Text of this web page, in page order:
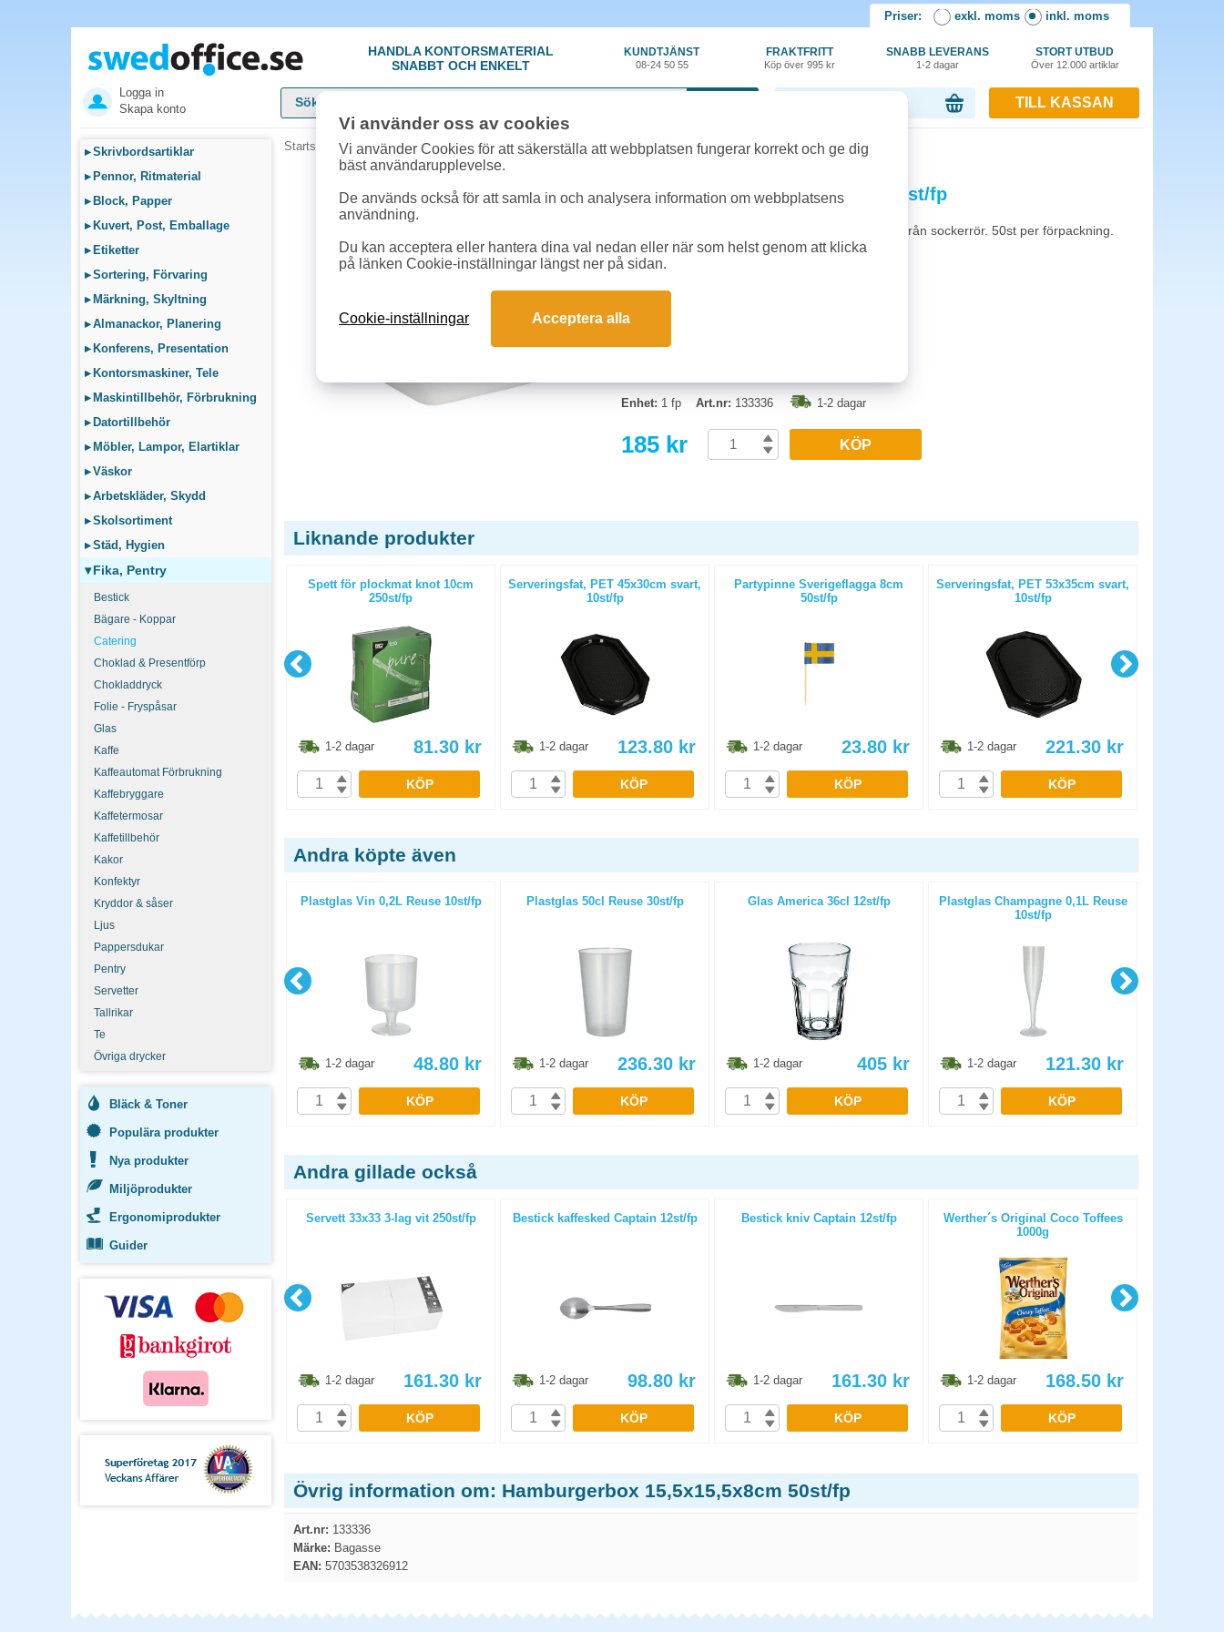
Priser: exkl. moms inkl. moms
HANDLA KONTORSMATERIAL
SNABBT OCH ENKELT
KUNDTJÄNST
08-24 50 55
FRAKTFRITT
Köp över 995 kr
SNABB LEVERANS
1-2 dagar
STORT UTBUD
Över 12.000 artiklar
Logga in
Skapa konto
TILL KASSAN
▸Skrivbordsartiklar
▸ Pennor, Ritmaterial
▸ Block, Papper
▸ Kuvert, Post, Emballage
▸ Etiketter
▸Sortering, Förvaring
▸ Märkning, Skyltning
▸Almanackor, Planering
▸ Konferens, Presentation
▸ Kontorsmaskiner, Tele
▸ Maskintillbehör, Förbrukning
▸ Datortillbehör
▸ Möbler, Lampor, Elartiklar
▸Väskor
▸Arbetskläder, Skydd
▸Skolsortiment
▸Städ, Hygien
▾Fika, Pentry
Bestick
Bägare - Koppar
Catering
Choklad & Presentförp
Chokladdryck
Folie - Fryspåsar
Glas
Kaffe
Kaffeautomat Förbrukning
Kaffebryggare
Kaffetermosar
Kaffetillbehör
Kakor
Konfektyr
Kryddor & såser
Ljus
Pappersdukar
Pentry
Servetter
Tallrikar
Te
Övriga drycker
Bläck & Toner
Populära produkter
Nya produkter
Miljöprodukter
Ergonomiprodukter
Guider
Startsida »Fika, Pentry»Catering»Hamburgerbox 15,5x15,5x8cm 50st/fp
Hamburgerbox 15,5x15,5x8cm 50st/fp
Hamburgerlåda av bagasse som är en biprodukt från sockerrör. 50st per förpackning.
Mått:15,5x15,5x8cm
Enhet: 1 fp Art.nr: 133336 1-2 dagar
185 kr KÖP
Liknande produkter
1-2 dagar
Spett för plockmat knot 10cm
250st/fp
1-2 dagar 81.30 kr
KÖP
Serveringsfat, PET 45x30cm svart,
10st/fp
1-2 dagar 123.80 kr
KÖP
Partypinne Sverigeflagga 8cm
50st/fp
1-2 dagar 23.80 kr
KÖP
Serveringsfat, PET 53x35cm svart,
10st/fp
1-2 dagar 221.30 kr
KÖP
Andra köpte även
Glas Norvege 27cl 6st/fp
1-2 dagar
Plastglas Vin 0,2L Reuse 10st/fp
1-2 dagar 48.80 kr
KÖP
Plastglas 50cl Reuse 30st/fp
1-2 dagar 236.30 kr
KÖP
Glas America 36cl 12st/fp
1-2 dagar 405 kr
KÖP
Plastglas Champagne 0,1L Reuse
10st/fp
1-2 dagar 121.30 kr
KÖP
Andra gillade också
Antikljus 250mm vit 50st/fp
1-2 dagar 348.80
Servett 33x33 3-lag vit 250st/fp
1-2 dagar 161.30 kr
KÖP
Bestick kaffesked Captain 12st/fp
1-2 dagar 98.80 kr
KÖP
Bestick kniv Captain 12st/fp
1-2 dagar 161.30 kr
KÖP
Werther´s Original Coco Toffees
1000g
1-2 dagar 168.50 kr
KÖP
Övrig information om: Hamburgerbox 15,5x15,5x8cm 50st/fp
Art.nr: 133336
Märke: Bagasse
EAN: 5703538326912
Vi använder oss av cookies
Vi använder Cookies för att säkerställa att webbplatsen fungerar korrekt och ge dig
bäst användarupplevelse.
De används också för att samla in och analysera information om webbplatsens
användning.
Du kan acceptera eller hantera dina val nedan eller när som helst genom att klicka
på länken Cookie-inställningar längst ner på sidan.
Cookie-inställningar Acceptera alla